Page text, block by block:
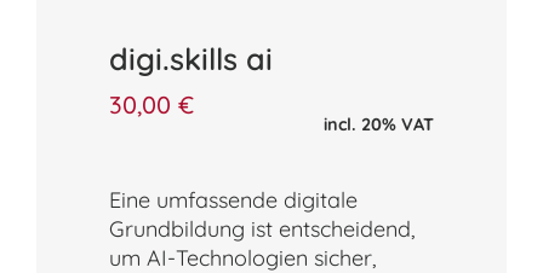
digi.skills ai
30,00 €
incl. 20% VAT
Eine umfassende digitale
Grundbildung ist entscheidend,
um AI-Technologien sicher,